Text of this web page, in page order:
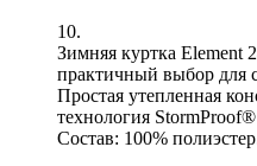
10.
Зимняя куртка Element
практичный выбор для
Простая утепленная
технология
Состав: 100%